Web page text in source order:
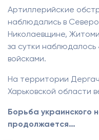
Артиллерийские
наблюдались в
Николаевщине,
за сутки
войсками.
На территории
Харьковской области
Борьба украинского
продолжается…